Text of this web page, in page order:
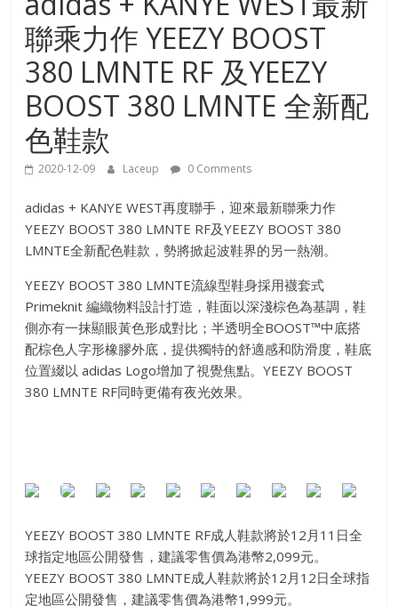
聯乘力作 YEEZY BOOST
380 LMNTE RF 及YEEZY
BOOST 380 LMNTE 全新配
色鞋款
2020-12-09 Laceup 0 Comments
adidas + KANYE WEST再度聯手，迎來最新聯乘力作
YEEZY BOOST 380 LMNTE RF及YEEZY BOOST 380
LMNTE全新配色鞋款，勢將掀起波鞋界的另一熱潮。
YEEZY BOOST 380 LMNTE流線型鞋身採用襪套式
Primeknit 編織物料設計打造，鞋面以深淺棕色為基調，鞋
側亦有一抹顯眼黃色形成對比；半透明全BOOST™中底搭
配棕色人字形橡膠外底，提供獨特的舒適感和防滑度，鞋底
位置綴以 adidas Logo增加了視覺焦點。YEEZY BOOST
380 LMNTE RF同時更備有夜光效果。
YEEZY BOOST 380 LMNTE RF成人鞋款將於12月11日全
球指定地區公開發售，建議零售價為港幣2,099元。
YEEZY BOOST 380 LMNTE成人鞋款將於12月12日全球指
定地區公開發售，建議零售價為港幣1,999元。